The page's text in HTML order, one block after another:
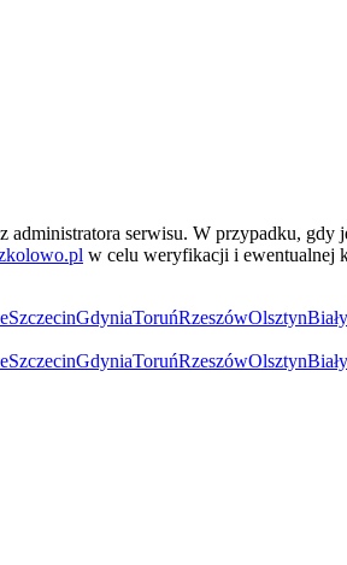
serwisu. W przypadku,
w celu weryfikacji i ewentualnej
SzczecinGdyniaToruńRzeszówOlsztyn
SzczecinGdyniaToruńRzeszówOlsztyn